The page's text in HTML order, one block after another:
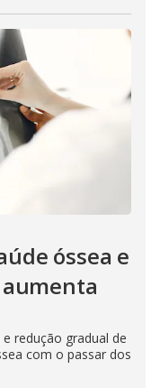
óssea e
redução gradual de
com o passar dos